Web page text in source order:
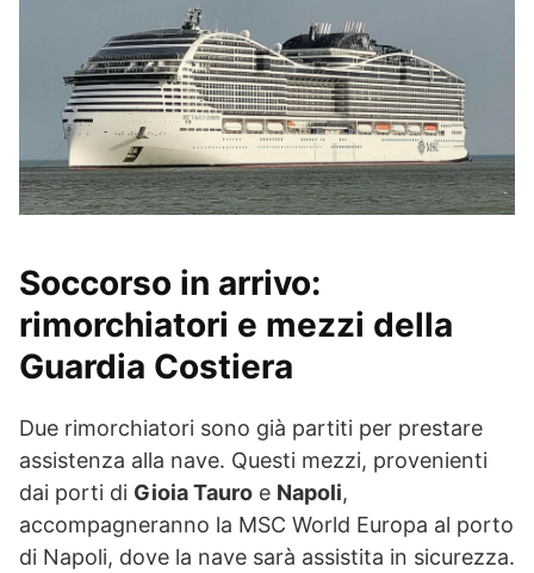
Soccorso in arrivo:
rimorchiatori e mezzi della
Guardia Costiera
Due rimorchiatori sono già partiti per prestare
assistenza alla nave. Questi mezzi, provenienti
dai porti di Gioia Tauro e Napoli,
accompagneranno la MSC World Europa al porto
di Napoli, dove la nave sarà assistita in sicurezza.